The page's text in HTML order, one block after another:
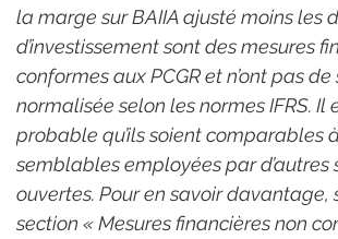
la marge sur BAIIA ajusté moins les
d’investissement sont des mesures
conformes aux PCGR et n’ont pas
normalisée selon les normes IFRS. Il
probable qu’ils soient comparables
semblables employées par d’autres
ouvertes. Pour en savoir davantage,
section « Mesures financières non